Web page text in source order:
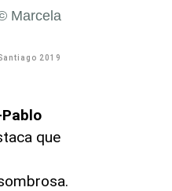
2019
que